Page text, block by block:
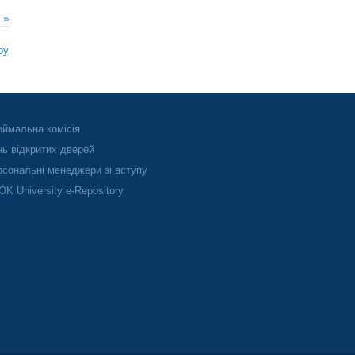
»
комісія
відкритих дверей
менеджери зі вступу
University e-Repository